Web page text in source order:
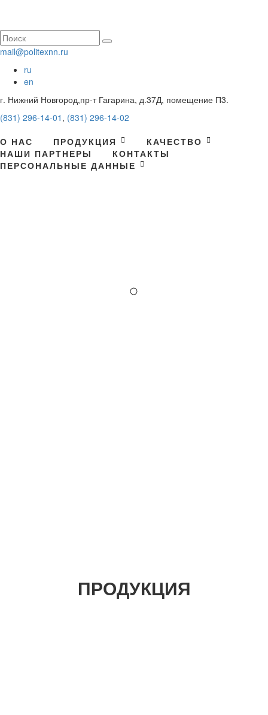
mail@politexnn.ru
ru
en
г. Нижний Новгород,пр-т Гагарина, д.37Д, помещение П3.
(831) 296-14-01 , (831) 296-14-02
О НАС
ПРОДУКЦИЯ
КАЧЕСТВО
НАШИ ПАРТНЕРЫ
КОНТАКТЫ
ПЕРСОНАЛЬНЫЕ ДАННЫЕ
ПРОДУКЦИЯ